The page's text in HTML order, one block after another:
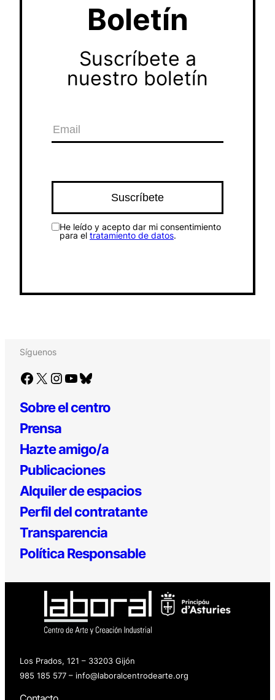
Boletín
Suscríbete a
nuestro boletín
He leído y acepto dar mi consentimiento
para el tratamiento de datos.
Síguenos
Facebook X Instagram YouTube Bluesky
Sobre el centro
Prensa
Hazte amigo/a
Publicaciones
Alquiler de espacios
Perfil del contratante
Transparencia
Política Responsable
Los Prados, 121 – 33203 Gijón
985 185 577 – info@laboralcentrodearte.org